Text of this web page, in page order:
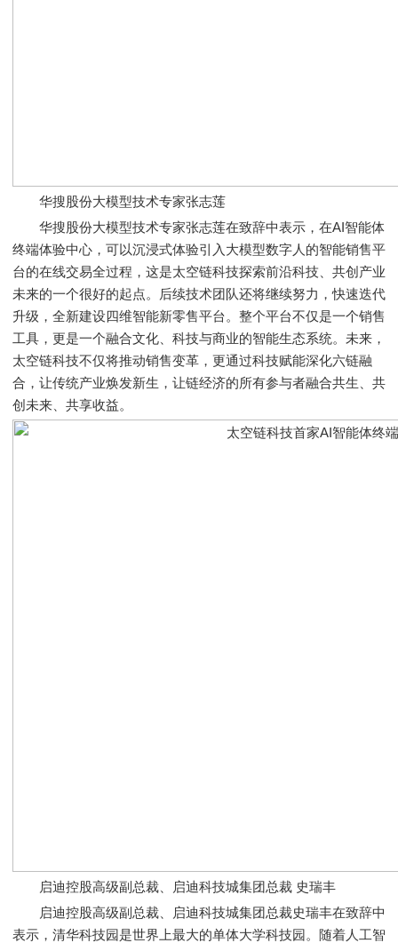
华搜股份大模型技术专家张志莲
华搜股份大模型技术专家张志莲在致辞中表示，在AI智能体
终端体验中心，可以沉浸式体验引入大模型数字人的智能销售平
台的在线交易全过程，这是太空链科技探索前沿科技、共创产业
未来的一个很好的起点。后续技术团队还将继续努力，快速迭代
升级，全新建设四维智能新零售平台。整个平台不仅是一个销售
工具，更是一个融合文化、科技与商业的智能生态系统。未来，
太空链科技不仅将推动销售变革，更通过科技赋能深化六链融
合，让传统产业焕发新生，让链经济的所有参与者融合共生、共
创未来、共享收益。
启迪控股高级副总裁、启迪科技城集团总裁 史瑞丰
启迪控股高级副总裁、启迪科技城集团总裁史瑞丰在致辞中
表示，清华科技园是世界上最大的单体大学科技园。随着人工智